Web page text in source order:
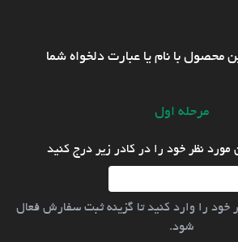
با نام یا عبارت دلخواه شما
مرحله اول
مورد نظر خود را در کادر زیر درج کنید
خود را وارد کنید تا گزینه ثبت سفارش فعال
شود.